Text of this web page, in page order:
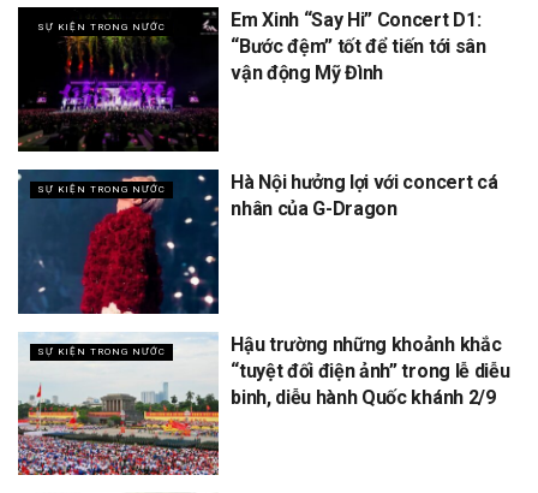
SỰ KIỆN TRONG NƯỚC
Em Xinh “Say Hi” Concert D1:
“Bước đệm” tốt để tiến tới sân
vận động Mỹ Đình
SỰ KIỆN TRONG NƯỚC
Hà Nội hưởng lợi với concert cá
nhân của G-Dragon
SỰ KIỆN TRONG NƯỚC
Hậu trường những khoảnh khắc
“tuyệt đối điện ảnh” trong lễ diễu
binh, diễu hành Quốc khánh 2/9